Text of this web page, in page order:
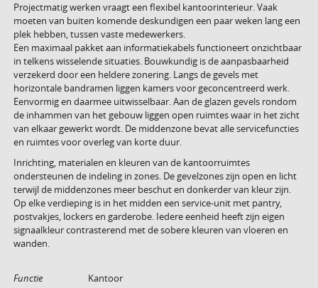
Projectmatig werken vraagt een flexibel kantoorinterieur. Vaak
moeten van buiten komende deskundigen een paar weken lang een
plek hebben, tussen vaste medewerkers.
Een maximaal pakket aan informatiekabels functioneert onzichtbaar
in telkens wisselende situaties. Bouwkundig is de aanpasbaarheid
verzekerd door een heldere zonering. Langs de gevels met
horizontale bandramen liggen kamers voor geconcentreerd werk.
Eenvormig en daarmee uitwisselbaar. Aan de glazen gevels rondom
de inhammen van het gebouw liggen open ruimtes waar in het zicht
van elkaar gewerkt wordt. De middenzone bevat alle servicefuncties
en ruimtes voor overleg van korte duur.
Inrichting, materialen en kleuren van de kantoorruimtes
ondersteunen de indeling in zones. De gevelzones zijn open en licht
terwijl de middenzones meer beschut en donkerder van kleur zijn.
Op elke verdieping is in het midden een service-unit met pantry,
postvakjes, lockers en garderobe. Iedere eenheid heeft zijn eigen
signaalkleur contrasterend met de sobere kleuren van vloeren en
wanden.
Functie
Kantoor